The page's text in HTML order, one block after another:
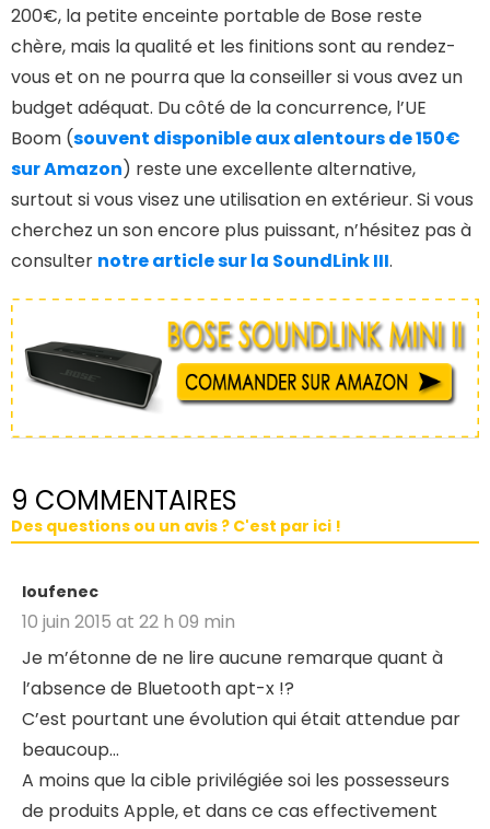
200€, la petite enceinte portable de Bose reste
chère, mais la qualité et les finitions sont au rendez-
vous et on ne pourra que la conseiller si vous avez un
budget adéquat. Du côté de la concurrence, l’UE
Boom (souvent disponible aux alentours de 150€
sur Amazon) reste une excellente alternative,
surtout si vous visez une utilisation en extérieur. Si vous
cherchez un son encore plus puissant, n’hésitez pas à
consulter notre article sur la SoundLink III.
9 COMMENTAIRES
Des questions ou un avis ? C'est par ici !
loufenec
10 juin 2015 at 22 h 09 min
Je m’étonne de ne lire aucune remarque quant à
l’absence de Bluetooth apt-x !?
C’est pourtant une évolution qui était attendue par
beaucoup…
A moins que la cible privilégiée soi les possesseurs
de produits Apple, et dans ce cas effectivement